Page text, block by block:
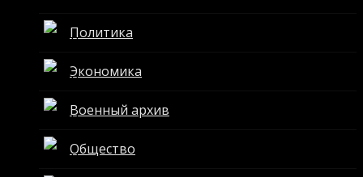
Политика
Экономика
Военный архив
Общество